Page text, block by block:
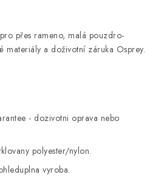
přes rameno, malá pouzdro-
materiály a doživotní záruka Osprey.
- dozivotni oprava nebo
polyester/nylon.
vyroba.